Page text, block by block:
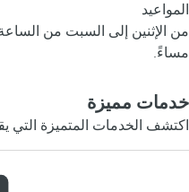
المواعيد
مساءً.
خدمات مميزة
اكتشف الخدمات المتميزة التي